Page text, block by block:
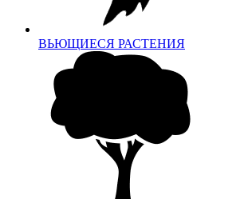
ВЬЮЩИЕСЯ РАСТЕНИЯ